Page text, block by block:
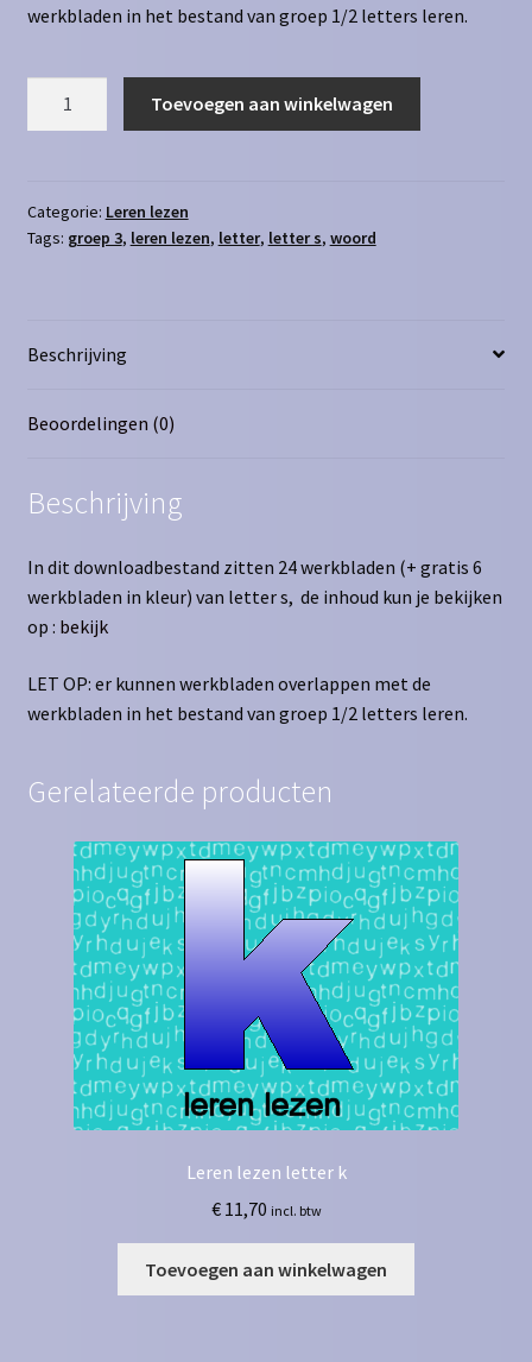
werkbladen in het bestand van groep 1/2 letters leren.
aantal
Toevoegen aan winkelwagen
Categorie: Leren lezen
Tags: groep 3, leren lezen, letter, letter s, woord
Beschrijving
Beoordelingen (0)
Beschrijving
In dit downloadbestand zitten 24 werkbladen (+ gratis 6
werkbladen in kleur) van letter s, de inhoud kun je bekijken
op : bekijk
LET OP: er kunnen werkbladen overlappen met de
werkbladen in het bestand van groep 1/2 letters leren.
Gerelateerde producten
Leren lezen letter k
€11,70 incl. btw
Toevoegen aan winkelwagen